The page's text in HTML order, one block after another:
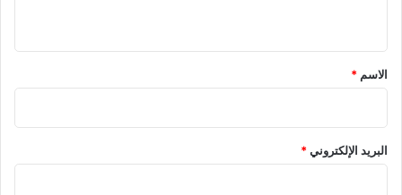
*
الاسم *
البريد الإلكتروني*